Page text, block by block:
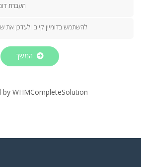
העברת
להשתמש בדומיין קיים ולעדכן
by WHMCompleteSolution